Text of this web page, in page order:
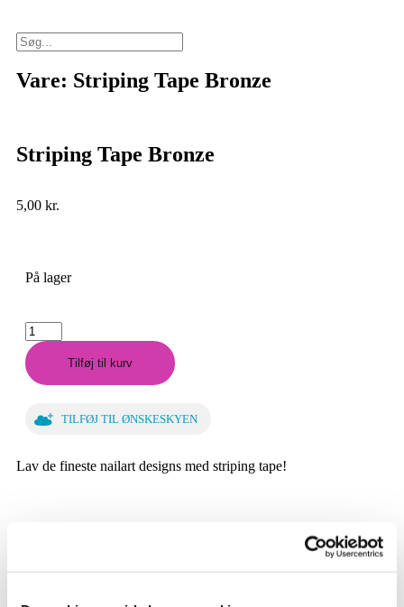
Vare: Striping Tape Bronze
Striping Tape Bronze
5,00 kr.
På lager
Tilføj til kurv
TILFØJ TIL ØNSKESKYEN
Lav de fineste nailart designs med striping tape!